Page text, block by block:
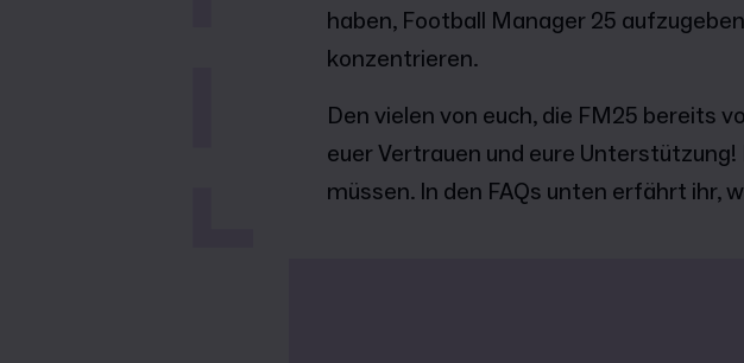
haben, Football Manager 25
konzentrieren.
Den vielen von euch, die FM25 bereits
euer Vertrauen und eure
müssen. In den FAQs unten erfährt ihr,